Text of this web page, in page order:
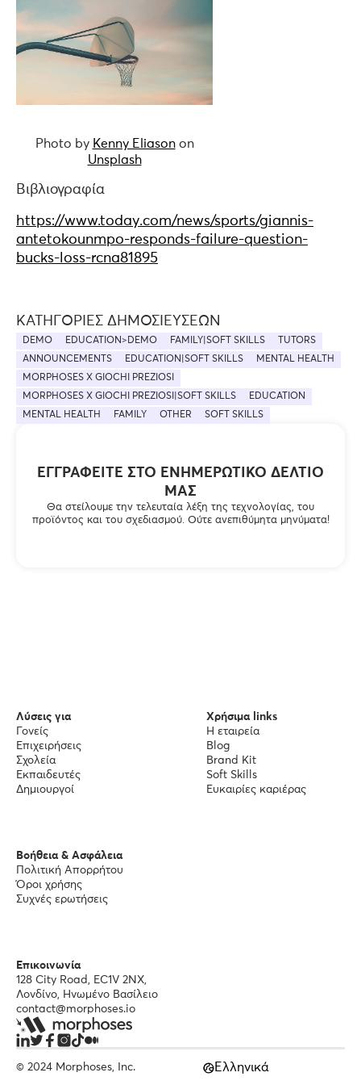
Photo by Kenny Eliasonon
Unsplash
Βιβλιογραφία
https://www.today.com/news/sports/giannis-
antetokounmpo-responds-failure-question-
bucks-loss-rcna81895
ΕΓΓΡΑΦΕΊΤΕ ΣΤΟ ΕΝΗΜΕΡΩΤΙΚΌ ΔΕΛΤΊΟ
ΜΑΣ
Θα στείλουμε την τελευταία λέξη της τεχνολογίας, του
προϊόντος και του σχεδιασμού. Ούτε ανεπιθύμητα μηνύματα!
ΚΑΤΗΓΟΡΊΕΣ ΔΗΜΟΣΙΕΎΣΕΩΝ
DEMO EDUCATION>DEMO FAMILY|SOFT SKILLS
TUTORS
ANNOUNCEMENTS
EDUCATION|SOFT SKILLS
MENTAL HEALTH
MORPHOSES X GIOCHI PREZIOSI
MORPHOSES X GIOCHI PREZIOSI|SOFT SKILLS
EDUCATION
MENTAL HEALTH
FAMILY OTHER SOFT SKILLS
Λύσεις για
Γονείς
Επιχειρήσεις
Σχολεία
Εκπαιδευτές
Δημιουργοί
Χρήσιμα links
Η εταιρεία
Blog
Brand Kit
Soft Skills
Ευκαιρίες καριέρας
Βοήθεια & Ασφάλεια
Πολιτική Απορρήτου
Όροι χρήσης
Συχνές ερωτήσεις
Επικοινωνία
128 City Road, EC1V 2NX,
Λονδίνο, Ηνωμένο Βασίλειο
contact@morphoses.io
© 2024 Morphoses, Inc. Ελληνικά